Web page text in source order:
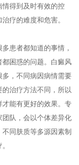
情得到及时有效的控
疗的难度和危害。
患者都知道的事情，
困惑的问题。白癜风
，不同病因病情需要
治疗方法不同，所以
能有更好的效果。专
队，会以个体差异化
同肤质等多源因素制